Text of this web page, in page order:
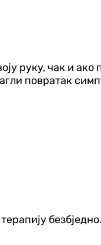
руку, чак и
повратак
безбједно.